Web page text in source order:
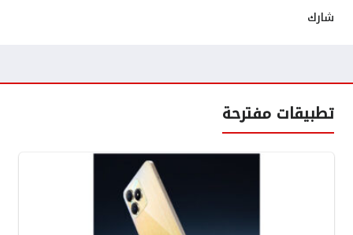
شارك
تطبيقات مفترحة